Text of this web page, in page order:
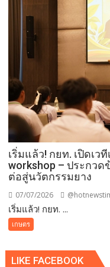
เริ่มแล้ว! กยท. เปิดเ
workshop – ประกวด
ต่อสู่นวัตกรรมยาง
07/07/2026
เริ่มแล้ว! กยท. ...
เกษตร
LIKE FACEBOOK